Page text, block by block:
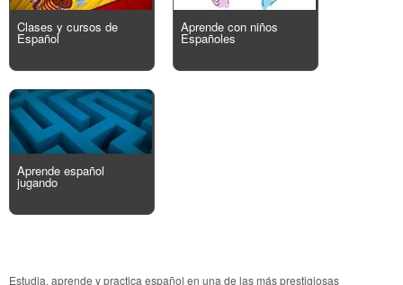
Clases y cursos de
Español
Aprende con niños
Españoles
Aprende español
jugando
Estudia, aprende y practica español en una de las más prestigiosas